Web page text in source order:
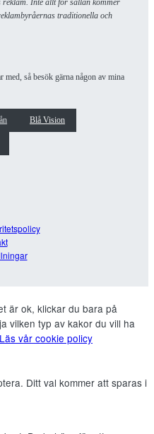
Inte allt för sällan kommer
traditionella och
så besök gärna någon av mina
Blå Vision
är ok, klickar du bara på
vilken typ av kakor du vill ha
Läs vår cookie policy
Ditt val kommer att sparas i